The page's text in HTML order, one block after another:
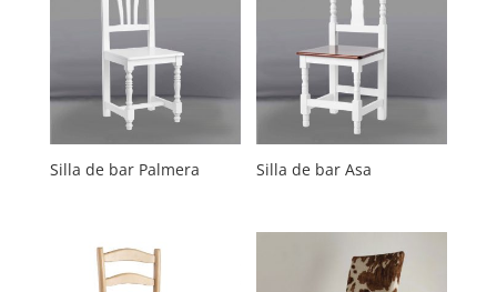
Silla de bar Palmera Silla de bar Asa